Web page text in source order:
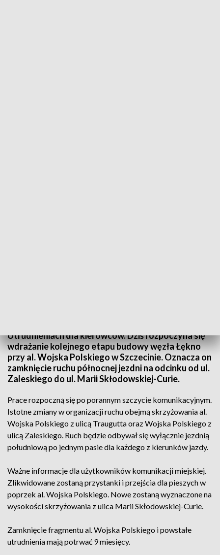
Utrudnieniach dla kierowców. Dziś rozpoczyna się
wdrażanie kolejnego etapu budowy węzła Łękno
przy al. Wojska Polskiego w Szczecinie. Oznacza on
zamknięcie ruchu północnej jezdni na odcinku od ul.
Zaleskiego do ul. Marii Skłodowskiej-Curie.
Prace rozpoczną się po porannym szczycie komunikacyjnym.
Istotne zmiany w organizacji ruchu obejmą skrzyżowania al.
Wojska Polskiego z ulicą Traugutta oraz Wojska Polskiego z
ulicą Zaleskiego. Ruch będzie odbywał się wyłącznie jezdnią
południową po jednym pasie dla każdego z kierunków jazdy.
Ważne informacje dla użytkowników komunikacji miejskiej.
Zlikwidowane zostaną przystanki i przejścia dla pieszych w
poprzek al. Wojska Polskiego. Nowe zostaną wyznaczone na
wysokości skrzyżowania z ulica Marii Skłodowskiej-Curie.
Zamknięcie fragmentu al. Wojska Polskiego i powstałe
utrudnienia mają potrwać 9 miesięcy.